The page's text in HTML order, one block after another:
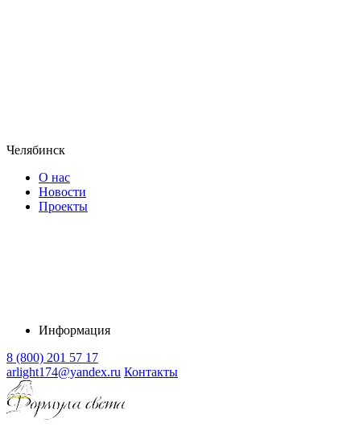
Челябинск
О нас
Новости
Проекты
Информация
8 (800) 201 57 17
arlight174@yandex.ru Контакты